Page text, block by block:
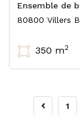
Ensemble de
80800 Villers
350 m2
1